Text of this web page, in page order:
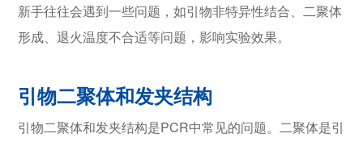
新手往往会遇到一些问题，如引物非特异性结合、二聚体
形成、退火温度不合适等问题，影响实验效果。
引物二聚体和发夹结构
引物二聚体和发夹结构是PCR中常见的问题。二聚体是引